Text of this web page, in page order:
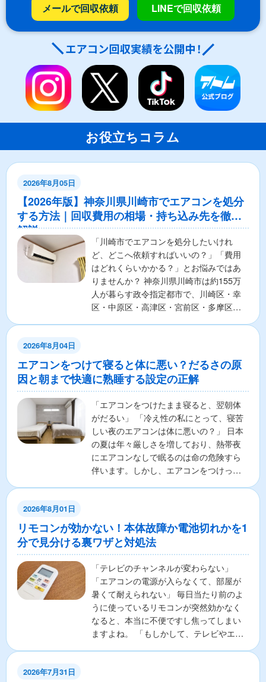
メールで回収依頼 LINEで回収依頼
お役立ちコラム
2026年8月05日
【2026年版】神奈川県川崎市でエアコンを処分
する方法｜回収費用の相場・持ち込み先を徹底
解説
「川崎市でエアコンを処分したいけれ
ど、どこへ依頼すればいいの？」「費用
はどれくらいかかる？」とお悩みではあ
りませんか？ 神奈川県川崎市は約155万
人が暮らす政令指定都市で、川崎区・幸
区・中原区・高津区・宮前区・多摩区・
2026年8月04日
エアコンをつけて寝ると体に悪い？だるさの原
因と朝まで快適に熟睡する設定の正解
「エアコンをつけたまま寝ると、翌朝体
がだるい」 「冷え性の私にとって、寝苦
しい夜のエアコンは体に悪いの？」 日本
の夏は年々厳しさを増しており、熱帯夜
にエアコンなしで眠るのは命の危険すら
伴います。しかし、エアコンをつけっぱ
2026年8月01日
リモコンが効かない！本体故障か電池切れかを1
分で見分ける裏ワザと対処法
「テレビのチャンネルが変わらない」
「エアコンの電源が入らなくて、部屋が
暑くて耐えられない」 毎日当たり前のよ
うに使っているリモコンが突然効かなく
なると、本当に不便ですし焦ってしまい
ますよね。 「もしかして、テレビやエア
2026年7月31日